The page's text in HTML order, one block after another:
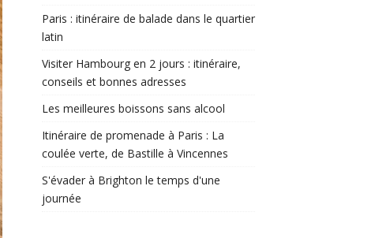
Paris : itinéraire de balade dans le quartier
latin
Visiter Hambourg en 2 jours : itinéraire,
conseils et bonnes adresses
Les meilleures boissons sans alcool
Itinéraire de promenade à Paris : La
coulée verte, de Bastille à Vincennes
S'évader à Brighton le temps d'une
journée